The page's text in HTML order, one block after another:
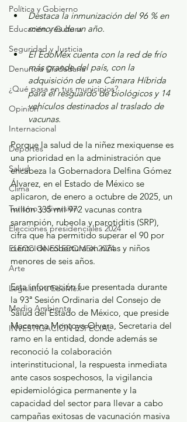
Política y Gobierno
Educación y Cultura
Seguridad y Justicia
Denuncia Ciudadana
¿Qué pasa en tus municipios?
Opinión
Internacional
Deportes
Salud
Clima
Turismo y diversión
Elecciones presidenciales 2024
ELECCIONES EDOMEX 2024
Arte
Legislatura EdoMéx
Medio Ambiente
INVESTIGACIÓN ESPECIAL
Destaca la inmunización del 96 % en
menores de un año.
El EdoMéx cuenta con la red de frío
más grande del país, con la
adquisición de una Cámara Híbrida
para el resguardo de biológicos y 14
vehículos destinados al traslado de
vacunas.
Porque la salud de la niñez mexiquense es
una prioridad en la administración que
encabeza la Gobernadora Delfina Gómez
Álvarez, en el Estado de México se
aplicaron, de enero a octubre de 2025, un
millón 335 mil 972 vacunas contra
sarampión, rubeola y parotiditis (SRP),
cifra que ha permitido superar el 90 por
ciento de cobertura en niñas y niños
menores de seis años.
Esta información fue presentada durante
la 93ª Sesión Ordinaria del Consejo de
Salud del Estado de México, que preside
Macarena Montoya Olvera, Secretaria del
ramo en la entidad, donde además se
reconoció la colaboración
interinstitucional, la respuesta inmediata
ante casos sospechosos, la vigilancia
epidemiológica permanente y la
capacidad del sector para llevar a cabo
campañas exitosas de vacunación masiva